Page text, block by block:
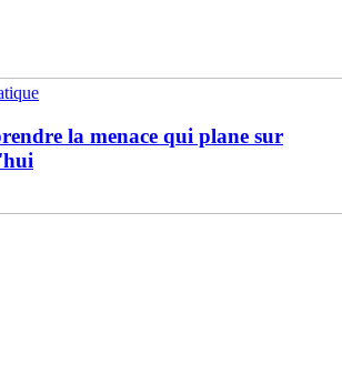
la menace qui plane sur